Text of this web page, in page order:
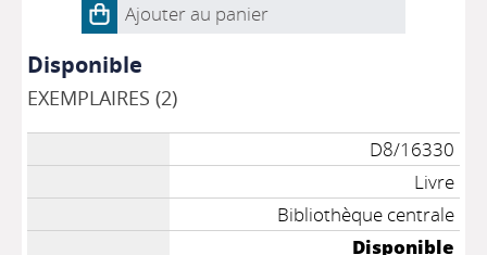
Ajouter au panier
Disponible
EXEMPLAIRES (2)
D8/16330
Livre
Bibliothèque centrale
Disponible